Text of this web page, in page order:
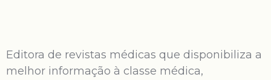
Editora de revistas médicas que disponibiliza a
melhor informação à classe médica,